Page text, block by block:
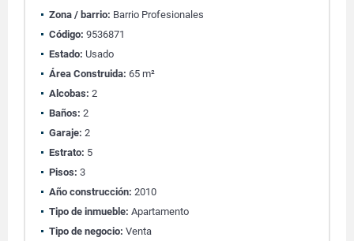
Zona / barrio: Barrio Profesionales
Código: 9536871
Estado: Usado
Área Construida: 65 m²
Alcobas: 2
Baños: 2
Garaje: 2
Estrato: 5
Pisos: 3
Año construcción: 2010
Tipo de inmueble: Apartamento
Tipo de negocio: Venta